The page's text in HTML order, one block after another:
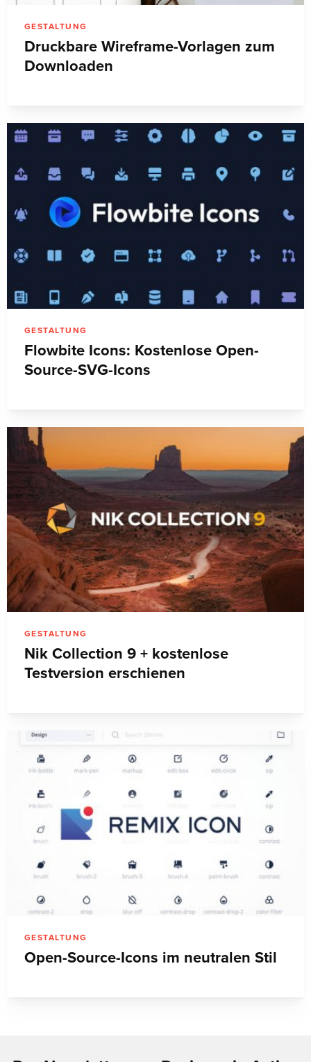
GESTALTUNG
Druckbare Wireframe-Vorlagen zum
Downloaden
GESTALTUNG
Flowbite Icons: Kostenlose Open-
Source-SVG-Icons
GESTALTUNG
Nik Collection 9 + kostenlose
Testversion erschienen
GESTALTUNG
Open-Source-Icons im neutralen Stil